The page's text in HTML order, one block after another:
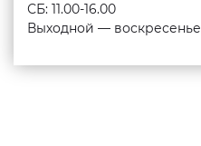
СБ: 11.00-16.00
Выходной — воскресенье